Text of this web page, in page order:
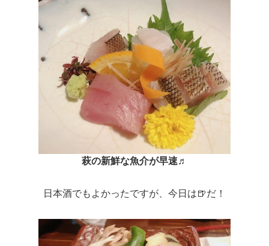
萩の新鮮な魚介が早速♬
日本酒でもよかったですが、今日は🍺だ！